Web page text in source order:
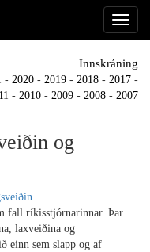
Innskráning
- 2020 - 2019 - 2018 - 2017 -
- 2010 - 2009 - 2008 - 2007
og
fall ríkisstjórnarinnar. Þar
laxveiðina og
einn sem slapp og af